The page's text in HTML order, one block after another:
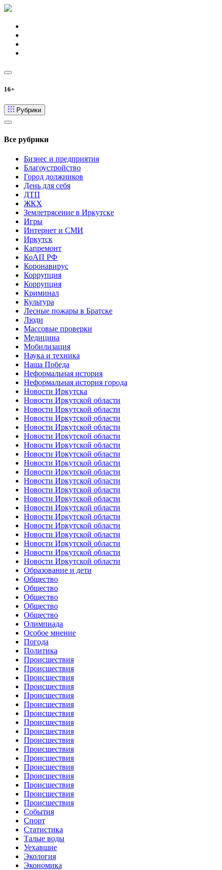
16+
Рубрики
Все рубрики
Бизнес и предприятия
Благоустройство
Город должников
День для себя
ДТП
ЖКХ
Землетрясение в Иркутске
Игры
Интернет и СМИ
Иркутск
Капремонт
КоАП РФ
Коронавирус
Коррупция
Коррупция
Криминал
Культура
Лесные пожары в Братске
Люди
Массовые проверки
Медицина
Мобилизация
Наука и техника
Наша Победа
Неформальная история
Неформальная история города
Новости Иркутска
Новости Иркутской области
Новости Иркутской области
Новости Иркутской области
Новости Иркутской области
Новости Иркутской области
Новости Иркутской области
Новости Иркутской области
Новости Иркутской области
Новости Иркутской области
Новости Иркутской области
Новости Иркутской области
Новости Иркутской области
Новости Иркутской области
Новости Иркутской области
Новости Иркутской области
Новости Иркутской области
Новости Иркутской области
Новости Иркутской области
Новости Иркутской области
Образование и дети
Общество
Общество
Общество
Общество
Общество
Олимпиада
Особое мнение
Погода
Политика
Происшествия
Происшествия
Происшествия
Происшествия
Происшествия
Происшествия
Происшествия
Происшествия
Происшествия
Происшествия
Происшествия
Происшествия
Происшествия
Происшествия
Происшествия
Происшествия
Происшествия
События
Спорт
Статистика
Талые воды
Уехавшие
Экология
Экономика